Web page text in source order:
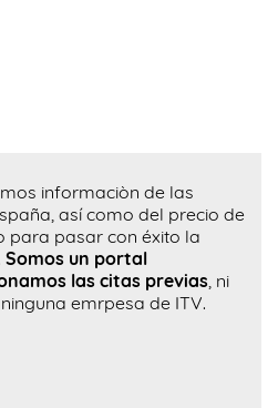
informaciòn de las
así como del precio de
para pasar con éxito la
Somos un portal
las citas previas, ni
emrpesa de ITV.